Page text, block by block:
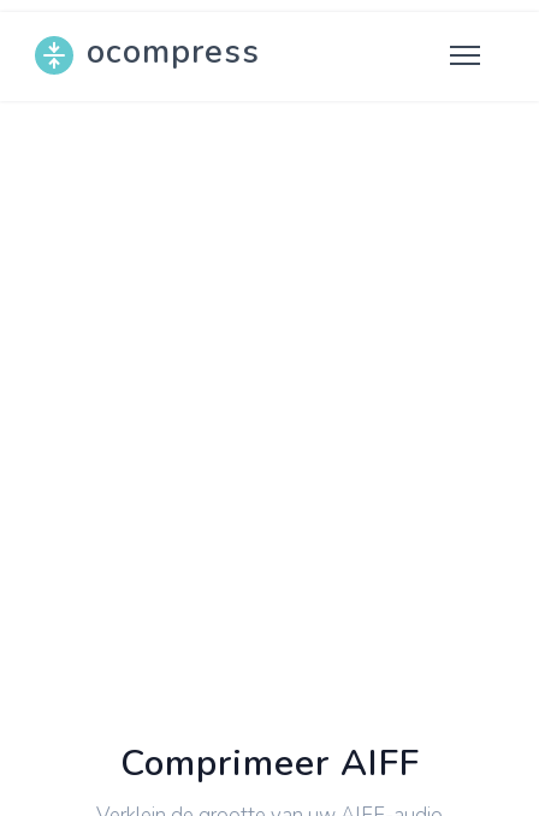
ocompress
Comprimeer AIFF